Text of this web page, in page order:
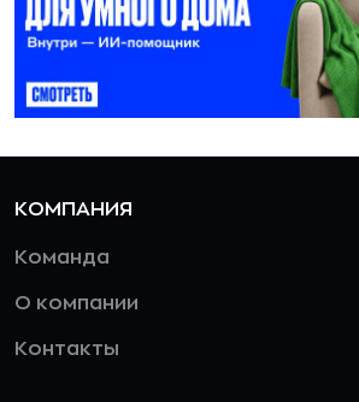
КОМПАНИЯ
Команда
О компании
Контакты